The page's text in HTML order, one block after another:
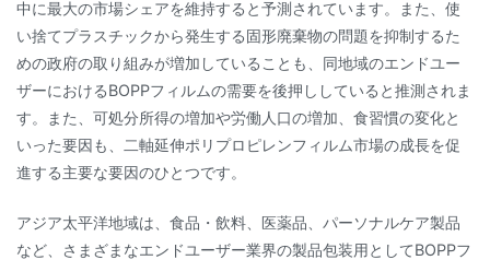
中に最大の市場シェアを維持すると予測されています。また、使
い捨てプラスチックから発生する固形廃棄物の問題を抑制するた
めの政府の取り組みが増加していることも、同地域のエンドユー
ザーにおけるBOPPフィルムの需要を後押ししていると推測されま
す。また、可処分所得の増加や労働人口の増加、食習慣の変化と
いった要因も、二軸延伸ポリプロピレンフィルム市場の成長を促
進する主要な要因のひとつです。
アジア太平洋地域は、食品・飲料、医薬品、パーソナルケア製品
など、さまざまなエンドユーザー業界の製品包装用としてBOPPフ